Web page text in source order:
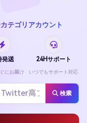
テゴリアカウント
発送
にお届け
24Hサポート
いつでもサポート対応
検索